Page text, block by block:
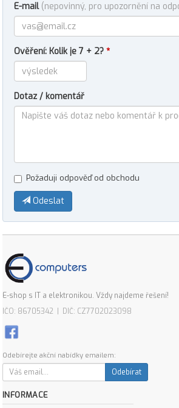
E-mail (nepovinný, pro upozornění na
Ověření: Kolik je 7 + 2? *
Dotaz / komentář
Požaduji odpověď od obchodu
Odeslat
E-shop s IT a elektronikou. Vždy najdeme řešení!
IČO: 86705342 | DIČ: CZ7702023098
Odebírejte akční nabídky emailem:
Odebírat
INFORMACE